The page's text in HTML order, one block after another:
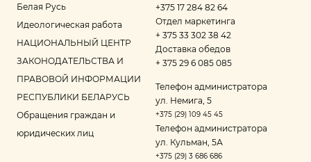
Белая Русь
Идеологическая работа
НАЦИОНАЛЬНЫЙ ЦЕНТР
ЗАКОНОДАТЕЛЬСТВА И
ПРАВОВОЙ ИНФОРМАЦИИ
РЕСПУБЛИКИ БЕЛАРУСЬ
Обращения граждан и
юридических лиц
+375 17 284 82 64
Отдел маркетинга
+ 375 33 302 38 42
Доставка обедов
+ 375 29 6 085 085
Телефон администратора
ул. Немига, 5
+375 (29) 109 45 45
Телефон администратора
ул. Кульман, 5А
+375 (29) 3 686 686